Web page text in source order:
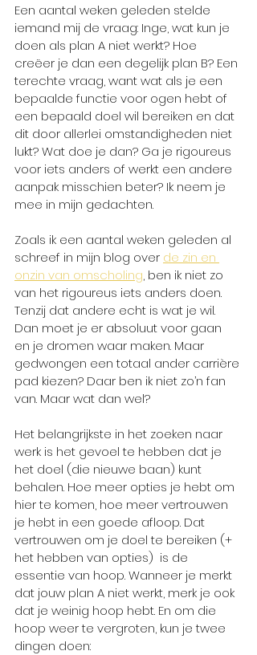
Een aantal weken geleden stelde
iemand mij de vraag: Inge, wat kun je
doen als plan A niet werkt? Hoe
creëer je dan een degelijk plan B? Een
terechte vraag, want wat als je een
bepaalde functie voor ogen hebt of
een bepaald doel wil bereiken en dat
dit door allerlei omstandigheden niet
lukt? Wat doe je dan? Ga je rigoureus
voor iets anders of werkt een andere
aanpak misschien beter? Ik neem je
mee in mijn gedachten.
Zoals ik een aantal weken geleden al
schreef in mijn blog over de zin en
onzin van omscholing, ben ik niet zo
van het rigoureus iets anders doen.
Tenzij dat andere echt is wat je wil.
Dan moet je er absoluut voor gaan
en je dromen waar maken. Maar
gedwongen een totaal ander carrière
pad kiezen? Daar ben ik niet zo’n fan
van. Maar wat dan wel?
Het belangrijkste in het zoeken naar
werk is het gevoel te hebben dat je
het doel (die nieuwe baan) kunt
behalen. Hoe meer opties je hebt om
hier te komen, hoe meer vertrouwen
je hebt in een goede afloop. Dat
vertrouwen om je doel te bereiken (+
het hebben van opties)  is de
essentie van hoop. Wanneer je merkt
dat jouw plan A niet werkt, merk je ook
dat je weinig hoop hebt. En om die
hoop weer te vergroten, kun je twee
dingen doen: